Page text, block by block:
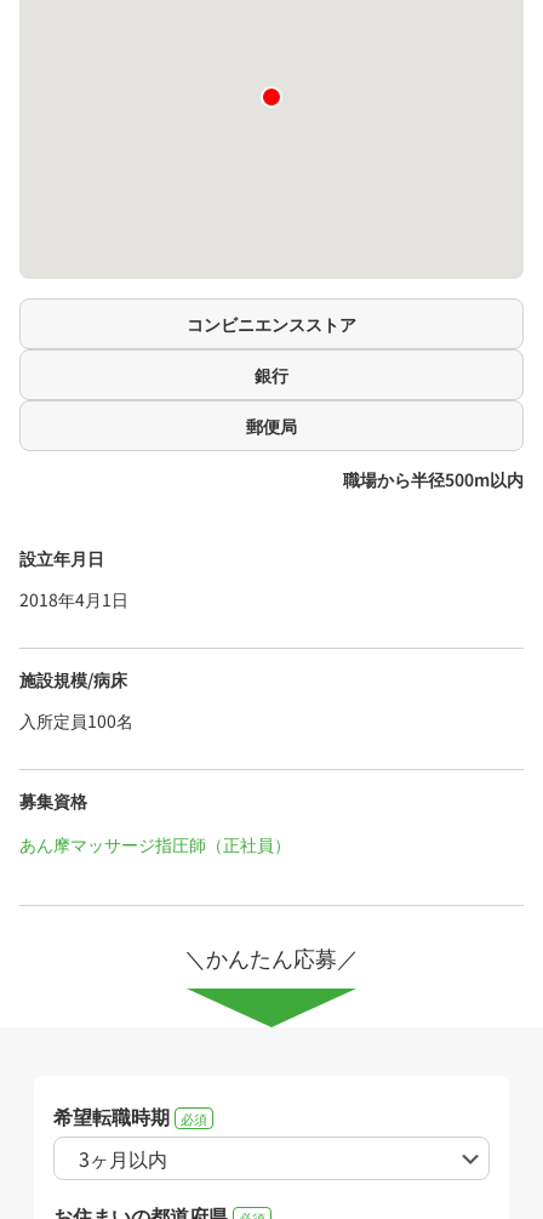
コンビニエンスストア
銀行
郵便局
職場から半径500m以内
設立年月日
2018年4月1日
施設規模/病床
入所定員100名
募集資格
あん摩マッサージ指圧師（正社員）
＼かんたん応募／
希望転職時期 必須